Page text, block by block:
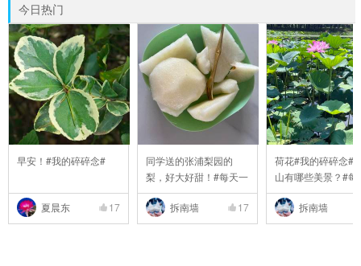
今日热门
早安！#我的碎碎念#
夏晨东 17
同学送的张浦梨园的
梨，好大好甜！#每天一
..
拆南墙
17
荷花#我的碎碎念
山有哪些美景？#每
拆南墙